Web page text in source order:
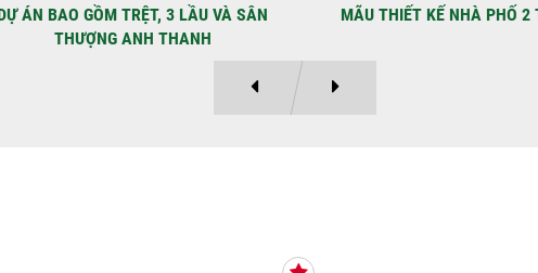
Kỳ
MÃU THIẾT KẾ NHÀ PHỐ 2 TẦNG MẪU NHÀ PHỐ 4×12 1 TRỆT